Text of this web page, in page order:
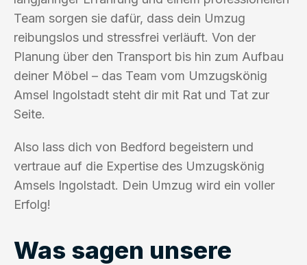
Team sorgen sie dafür, dass dein Umzug
reibungslos und stressfrei verläuft. Von der
Planung über den Transport bis hin zum Aufbau
deiner Möbel – das Team vom Umzugskönig
Amsel Ingolstadt steht dir mit Rat und Tat zur
Seite.
Also lass dich von Bedford begeistern und
vertraue auf die Expertise des Umzugskönig
Amsels Ingolstadt. Dein Umzug wird ein voller
Erfolg!
Was sagen unsere